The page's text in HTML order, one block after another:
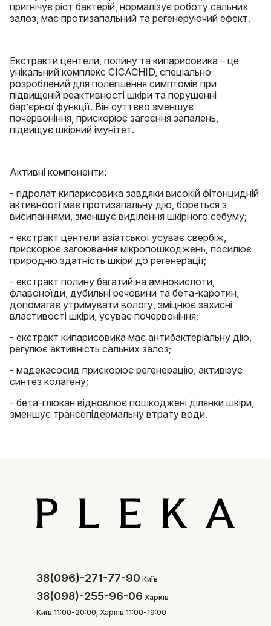
пригнічує ріст бактерій, нормалізує роботу сальних
залоз, має протизапальний та регенеруючий ефект.
Екстракти центели, полину та кипарисовика – це
унікальний комплекс CICACHID, спеціально
розроблений для полегшення симптомів при
підвищеній реактивності шкіри та порушенні
бар’єрної функції. Він суттєво зменшує
почервоніння, прискорює загоєння запалень,
підвищує шкірний імунітет.
Активні компоненти:
- гідролат кипарисовика завдяки високій фітонцидній
активності має протизапальну дію, бореться з
висипаннями, зменшує виділення шкірного себуму;
- екстракт центели азіатської усуває свербіж,
прискорює загоювання мікропошкоджень, посилює
природню здатність шкіри до регенерації;
- екстракт полину багатий на амінокислоти,
флавоноїди, дубильні речовини та бета-каротин,
допомагає утримувати вологу, зміцнює захисні
властивості шкіри, усуває почервоніння;
- екстракт кипарисовика має антибактеріальну дію,
регулює активність сальних залоз;
- мадекасосид прискорює регенерацію, активізує
синтез колагену;
- бета-глюкан відновлює пошкоджені ділянки шкіри,
зменшує трансепідермальну втрату води.
38(096)-271-77-90 Київ
38(098)-255-96-06 Харків
Київ 11:00-20:00; Харків 11:00-19:00